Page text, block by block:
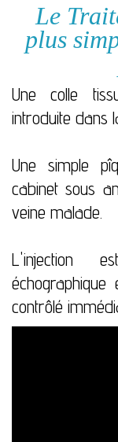
Le
plus
Une colle
introduite dans
Une simple
cabinet sous
veine malade.
L'injection
échographique
contrôlé